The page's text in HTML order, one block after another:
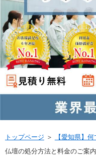
トップページ ＞ 【愛知県】
仏壇の処分方法と料金のご案内